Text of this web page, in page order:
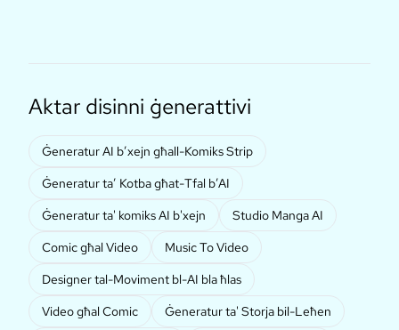
Aktar disinni ġenerattivi
Ġeneratur AI b’xejn għall-Komiks Strip
Ġeneratur ta’ Kotba għat-Tfal b’AI
Ġeneratur ta' komiks AI b'xejn
Studio Manga AI
Comic għal Video
Music To Video
Designer tal-Moviment bl-AI bla ħlas
Video għal Comic
Ġeneratur ta' Storja bil-Leħen